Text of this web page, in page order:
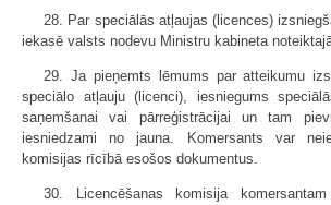
28. Par speciālās atļaujas (licences)
iekasē valsts nodevu Ministru kabineta
29. Ja pieņemts lēmums par atteikumu
speciālo atļauju (licenci), iesniegums
saņemšanai vai pārreģistrācijai un tam
iesniedzami no jauna. Komersants var
komisijas rīcībā esošos dokumentus.
30. Licencēšanas komisija